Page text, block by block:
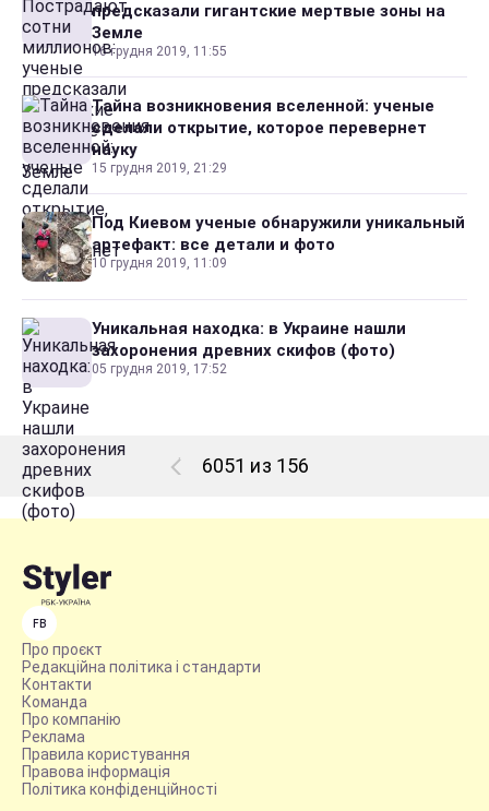
предсказали гигантские мертвые зоны на
Земле
16 грудня 2019, 11:55
Тайна возникновения вселенной: ученые
сделали открытие, которое перевернет
науку
15 грудня 2019, 21:29
Под Киевом ученые обнаружили уникальный
артефакт: все детали и фото
10 грудня 2019, 11:09
Уникальная находка: в Украине нашли
захоронения древних скифов (фото)
05 грудня 2019, 17:52
6051 из 156
FB
Про проєкт
Редакційна політика і стандарти
Контакти
Команда
Про компанію
Реклама
Правила користування
Правова інформація
Політика конфіденційності